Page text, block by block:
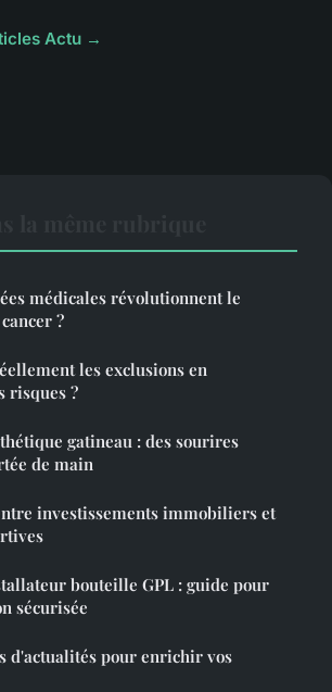
Actu →
médicales révolutionnent le
?
les exclusions en
risques ?
gatineau : des sourires
de main
investissements immobiliers et
bouteille GPL : guide pour
sécurisée
d'actualités pour enrichir vos